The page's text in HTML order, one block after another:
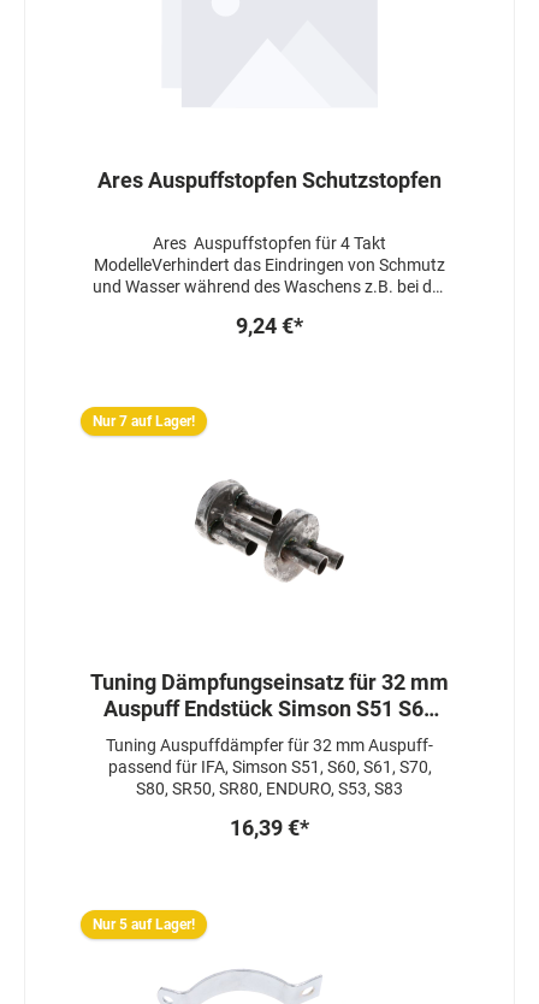
Ares Auspuffstopfen Schutzstopfen
Ares Auspuffstopfen für 4 Takt
ModelleVerhindert das Eindringen von Schmutz
und Wasser während des Waschens z.B. bei der
9,24 €*
Nur 7 auf Lager!
Tuning Dämpfungseinsatz für 32 mm
Auspuff Endstück Simson S51 S60
S70 SR50
Tuning Auspuffdämpfer für 32 mm Auspuff-
passend für IFA, Simson S51, S60, S61, S70,
S80, SR50, SR80, ENDURO, S53, S83
16,39 €*
Nur 5 auf Lager!